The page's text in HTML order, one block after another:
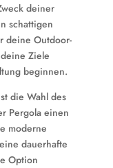
deiner
schattigen
deine Outdoor-
Ziele
beginnen.
die Wahl des
Pergola einen
moderne
dauerhafte
Option